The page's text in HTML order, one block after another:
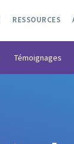
RESSOURCES
Témoignages